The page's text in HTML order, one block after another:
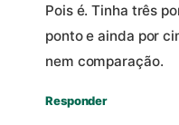
Pois é. Tinha três
ponto e ainda por
nem comparação.
Responder